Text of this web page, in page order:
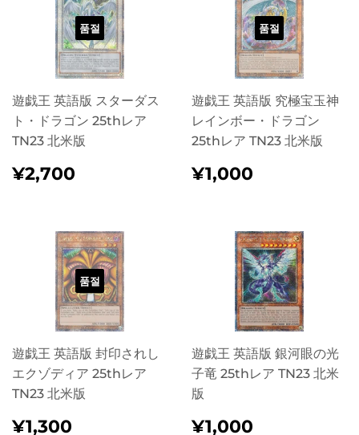
품절
遊戯王 英語版 スターダス
ト・ドラゴン 25thレア
TN23 北米版
정
¥2,700
품절
遊戯王 英語版 究極宝玉神
レインボー・ドラゴン
25thレア TN23 北米版
정
가
¥1,000
품절
遊戯王 英語版 封印されし
エクゾディア 25thレア
TN23 北米版
정
¥1,300
遊戯王 英語版 銀河眼の光
子竜 25thレア TN23 北米
版
정
¥1,000